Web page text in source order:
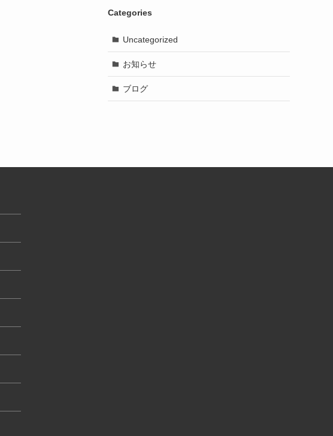
Categories
Uncategorized
お知らせ
ブログ